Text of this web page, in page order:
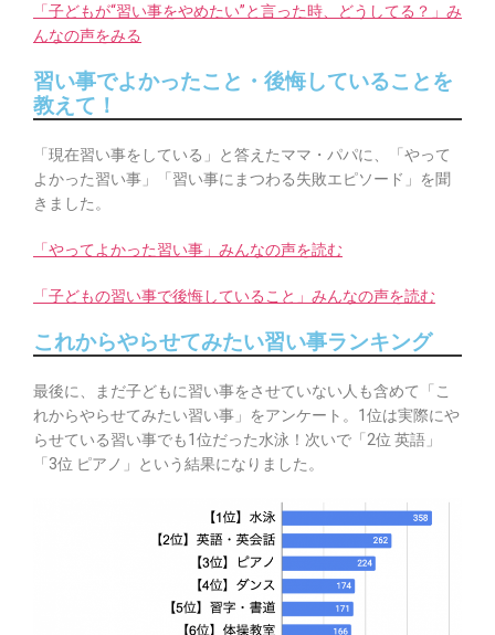
「子どもが“習い事をやめたい”と言った時、どうしてる？」み
んなの声をみる
習い事でよかったこと・後悔していることを
教えて！
「現在習い事をしている」と答えたママ・パパに、「やって
よかった習い事」「習い事にまつわる失敗エピソード」を聞
きました。
「やってよかった習い事」みんなの声を読む
「子どもの習い事で後悔していること」みんなの声を読む
これからやらせてみたい習い事ランキング
最後に、まだ子どもに習い事をさせていない人も含めて「こ
れからやらせてみたい習い事」をアンケート。1位は実際にや
らせている習い事でも1位だった水泳！次いで「2位 英語」
「3位 ピアノ」という結果になりました。